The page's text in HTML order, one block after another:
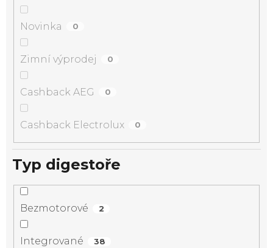
Novinka 0
Zimní výprodej 0
Cashback AEG 0
Cashback Electrolux 0
Typ digestoře
Bezmotorové 2
Integrované 38